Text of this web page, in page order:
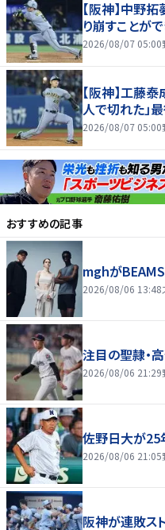
【阪神】中野
り崩すことが
2026/08/07 05:00
【阪神】工藤泰
人で切れた」
2026/08/07 05:00
おすすめの記事
mghが
2026/08/06 13:48
注目の聖隷・
2026/08/06 21:29
佐野日大が25
2026/08/06 21:05
阪神が連敗ス